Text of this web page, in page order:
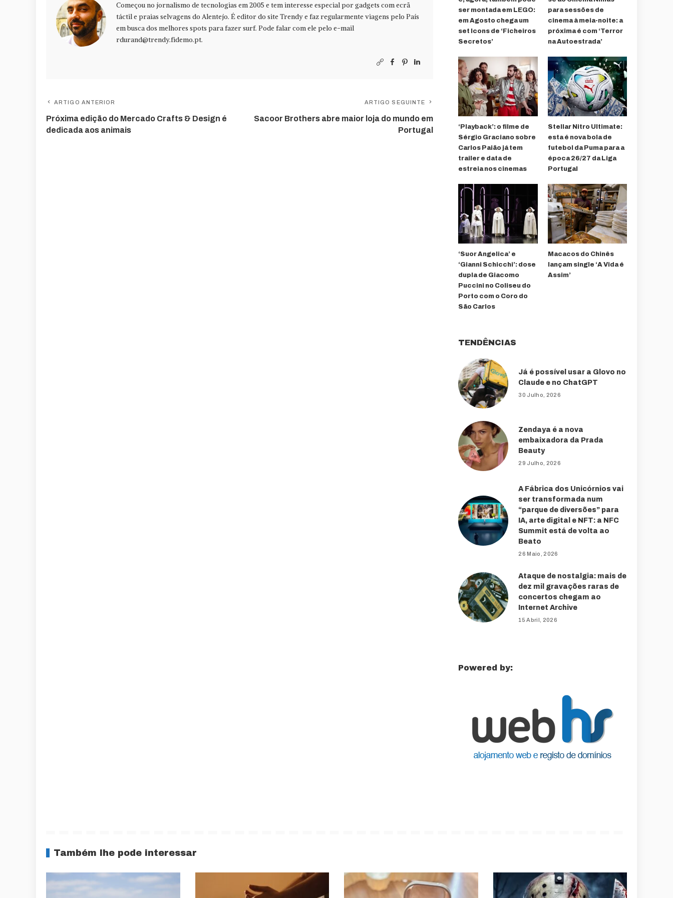
Começou no jornalismo de tecnologias em 2005 e tem interesse especial por gadgets com ecrã
táctil e praias selvagens do Alentejo. É editor do site Trendy e faz regularmente viagens pelo País
em busca dos melhores spots para fazer surf. Pode falar com ele pelo e-mail
rdurand@trendy.fidemo.pt.
ARTIGO ANTERIOR
Próxima edição do Mercado Crafts & Design é
dedicada aos animais
ARTIGO SEGUINTE
Sacoor Brothers abre maior loja do mundo em
Portugal
ser montada em LEGO:
em Agosto chega um
set Icons de ‘Ficheiros
Secretos’
para sessões de
cinema à meia-noite: a
próxima é com ‘Terror
na Autoestrada’
‘Playback’: o filme de
Sérgio Graciano sobre
Carlos Paião já tem
trailer e data de
estreia nos cinemas
Stellar Nitro Ultimate:
esta é nova bola de
futebol da Puma para a
época 26/27 da Liga
Portugal
‘Suor Angelica’ e
‘Gianni Schicchi’: dose
dupla de Giacomo
Puccini no Coliseu do
Porto com o Coro do
São Carlos
Macacos do Chinês
lançam single ‘A Vida é
Assim’
TENDÊNCIAS
Já é possível usar a Glovo no
Claude e no ChatGPT
30 Julho, 2026
Zendaya é a nova
embaixadora da Prada
Beauty
29 Julho, 2026
A Fábrica dos Unicórnios vai
ser transformada num
“parque de diversões” para
IA, arte digital e NFT: a NFC
Summit está de volta ao
Beato
26 Maio, 2026
Ataque de nostalgia: mais de
dez mil gravações raras de
concertos chegam ao
Internet Archive
15 Abril, 2026
Powered by:
Também lhe pode interessar